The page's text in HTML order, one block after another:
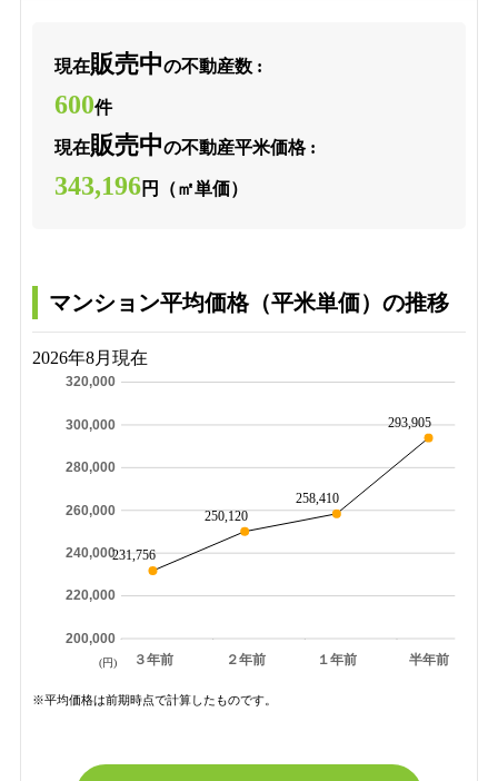
現在販売中の不動産数 :
600件
現在販売中の不動産平米価格 :
343,196円（㎡単価）
マンション平均価格（平米単価）の推移
2026年8月現在
３年前 ２年前 １年前 半年前
200,000
220,000
240,000
260,000
280,000
300,000
320,000
231,756
250,120
258,410
293,905
(円)
※平均価格は前期時点で計算したものです。